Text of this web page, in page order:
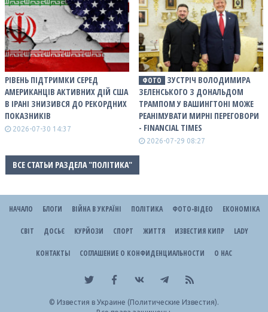
РІВЕНЬ ПІДТРИМКИ СЕРЕД
АМЕРИКАНЦІВ АКТИВНИХ ДІЙ США
В ІРАНІ ЗНИЗИВСЯ ДО РЕКОРДНИХ
ПОКАЗНИКІВ
2026-07-30 14:37
ФОТО
ЗУСТРІЧ ВОЛОДИМИРА
ЗЕЛЕНСЬКОГО З ДОНАЛЬДОМ
ТРАМПОМ У ВАШИНГТОНІ МОЖЕ
РЕАНІМУВАТИ МИРНІ ПЕРЕГОВОРИ
- FINANCIAL TIMES
2026-07-29 08:27
ВСЕ СТАТЬИ РАЗДЕЛА "ПОЛІТИКА"
НАЧАЛО БЛОГИ ВІЙНА В УКРАЇНІ ПОЛІТИКА ФОТО-ВІДЕО ЕКОНОМІКА
СВІТ ДОСЬЄ КУРЙОЗИ СПОРТ ЖИТТЯ ИЗВЕСТИЯ КИПР LADY
КОНТАКТЫ СОГЛАШЕНИЕ О КОНФИДЕНЦИАЛЬНОСТИ О НАС
© Известия в Украине (Политические Известия).